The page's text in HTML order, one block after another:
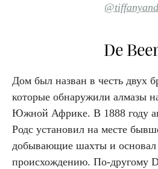
De
Дом был назван в честь двух
которые обнаружили алмазы
Южной Африке. В 1888 году
Родс установил на месте
добывающие шахты и основал
происхождению. По-другому